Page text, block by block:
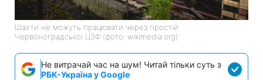
Шахти не можуть працювати через простій
Червоноградської ЦЗФ (фото: wikimedia.org)
Не витрачай час на шум! Читай тільки суть з
РБК-Україна у Google